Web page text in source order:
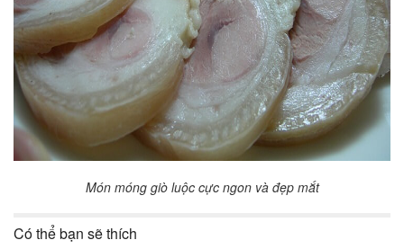
Món móng giò luộc cực ngon và đẹp mắt
Có thể bạn sẽ thích